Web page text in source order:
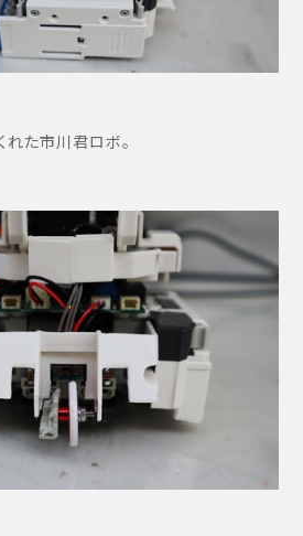
れた市川君ロボ。